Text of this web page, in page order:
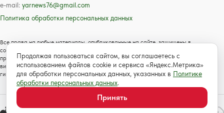
e-mail: yarnews76@gmail.com
Политика обработки персональных данных
Все права на любые материалы, опубликованные на сайте, защищены в
соответствии с российским и международным законодательством об авторском
праве и смежных правах. Любое использование текстовых, фото, аудио и
видеоматериалов возможно только с согласия правообладателя с обязательной
гиперссылкой на сайт https://www.yarnews.net; Для детей старше 16 лет.
Продолжая пользоваться сайтом, вы соглашаетесь с
использованием файлов cookie и сервиса «Яндекс.Метрика»
для обработки персональных данных, указанных в Политике
обработки персональных данных.
Принять